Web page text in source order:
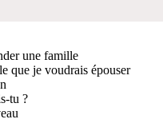
une famille
que je voudrais épouser
tu ?